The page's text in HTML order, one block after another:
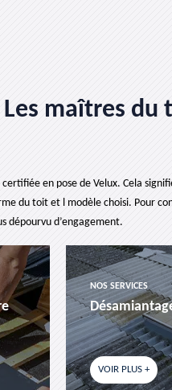
maîtres du
en pose de Velux. Cela
du toit et l modèle choisi. Pour
dépourvu d’engagement.
NOS SERVICES
VOIR PLUS +